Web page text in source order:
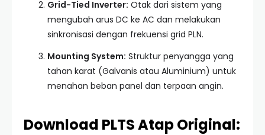
Grid-Tied Inverter: Otak dari sistem yang
mengubah arus DC ke AC dan melakukan
sinkronisasi dengan frekuensi grid PLN.
Mounting System: Struktur penyangga yang
tahan karat (Galvanis atau Aluminium) untuk
menahan beban panel dan terpaan angin.
Download PLTS Atap Original: